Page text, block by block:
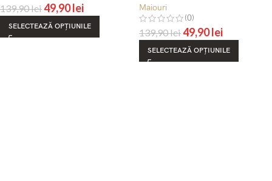
139,90lei49,90lei
SELECTEAZĂ OPȚIUNILE
Maiouri
(0)
139,90lei49,90lei
SELECTEAZĂ OPȚIUNILE